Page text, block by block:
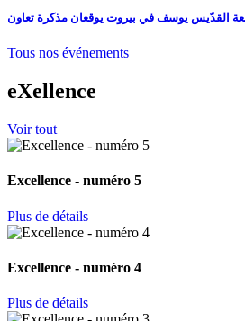
القدّيس يوسف في بيروت يوقعان مذكرة تعاون
Tous nos événements
eXellence
Voir tout
Excellence - numéro 5
Plus de détails
Excellence - numéro 4
Plus de détails